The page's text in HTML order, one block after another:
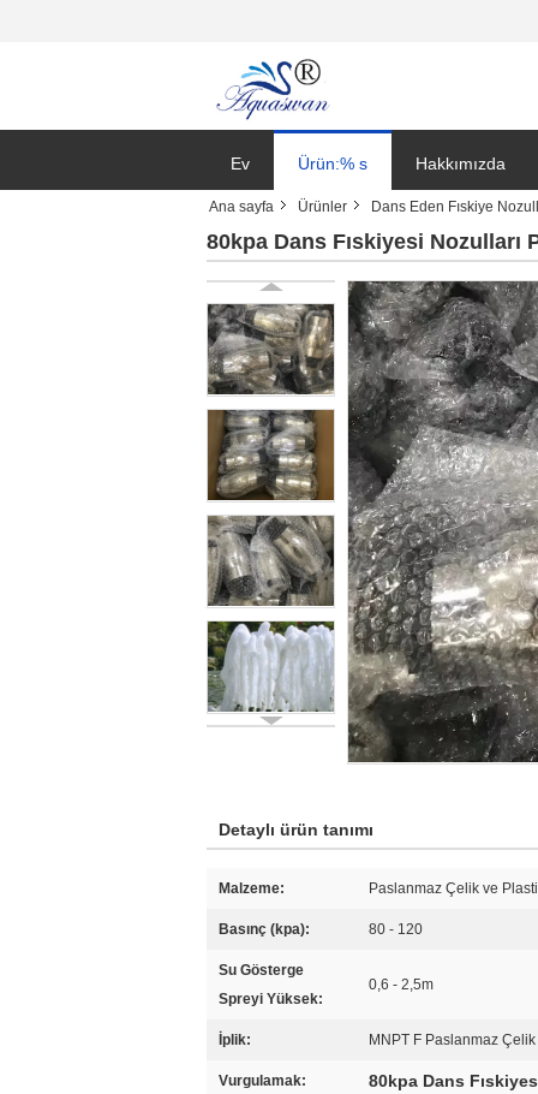
Ev Ürün:% s Hakkımızda
Ana sayfa Ürünler Dans Eden Fıskiye
80kpa Dans Fıskiyesi
Detaylı ürün tanımı
Malzeme: Paslanmaz Çelik ve
Basınç (kpa): 80 - 120
Su Gösterge
Spreyi Yüksek:
0,6 - 2,5m
İplik: MNPT F Paslanmaz
Vurgulamak: 80kpa Dans